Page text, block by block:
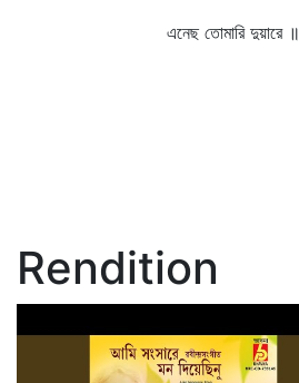
এনেছ তোমারি দুয়ারে ॥
Rendition